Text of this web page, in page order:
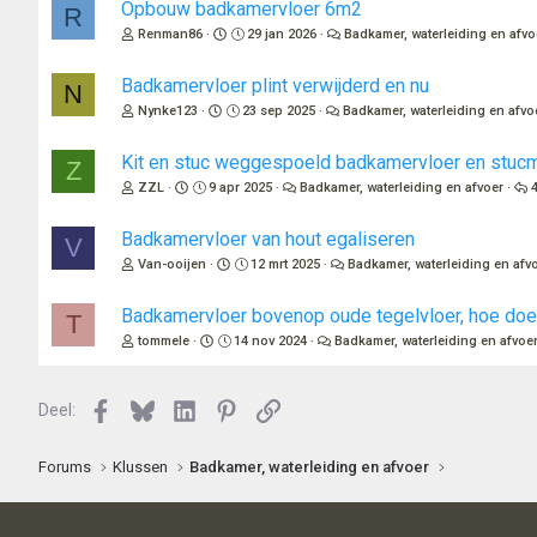
R Opbouw badkamervloer 6m2
Renman86 29 jan 2026 Badkamer, waterleiding en
N Badkamervloer plint verwijderd en nu
Nynke123 23 sep 2025 Badkamer, waterleiding en
Z Kit en stuc weggespoeld badkamervloer en
ZZL 9 apr 2025 Badkamer, waterleiding en afvoer 4
V Badkamervloer van hout egaliseren
Van-ooijen 12 mrt 2025 Badkamer, waterleiding en
T Badkamervloer bovenop oude tegelvloer, hoe
tommele 14 nov 2024 Badkamer, waterleiding en afvoer
Deel: Facebook
BlueskyLinkedInPinterest
Link
Forums Klussen Badkamer, waterleiding en afvoer